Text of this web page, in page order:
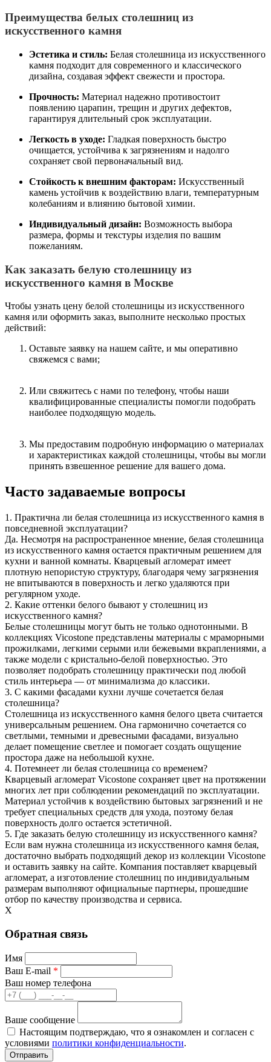
Преимущества белых столешниц из
искусственного камня
Эстетика и стиль: Белая столешница из искусственного
камня подходит для современного и классического
дизайна, создавая эффект свежести и простора.
Прочность: Материал надежно противостоит
появлению царапин, трещин и других дефектов,
гарантируя длительный срок эксплуатации.
Легкость в уходе: Гладкая поверхность быстро
очищается, устойчива к загрязнениям и надолго
сохраняет свой первоначальный вид.
Стойкость к внешним факторам: Искусственный
камень устойчив к воздействию влаги, температурным
колебаниям и влиянию бытовой химии.
Индивидуальный дизайн: Возможность выбора
размера, формы и текстуры изделия по вашим
пожеланиям.
Как заказать белую столешницу из
искусственного камня в Москве
Чтобы узнать цену белой столешницы из искусственного
камня или оформить заказ, выполните несколько простых
действий:
Оставьте заявку на нашем сайте, и мы оперативно
свяжемся с вами;
Или свяжитесь с нами по телефону, чтобы наши
квалифицированные специалисты помогли подобрать
наиболее подходящую модель.
Мы предоставим подробную информацию о материалах
и характеристиках каждой столешницы, чтобы вы могли
принять взвешенное решение для вашего дома.
Часто задаваемые вопросы
1. Практична ли белая столешница из искусственного камня в
повседневной эксплуатации?
Да. Несмотря на распространенное мнение, белая столешница
из искусственного камня остается практичным решением для
кухни и ванной комнаты. Кварцевый агломерат имеет
плотную непористую структуру, благодаря чему загрязнения
не впитываются в поверхность и легко удаляются при
регулярном уходе.
2. Какие оттенки белого бывают у столешниц из
искусственного камня?
Белые столешницы могут быть не только однотонными. В
коллекциях Vicostone представлены материалы с мраморными
прожилками, легкими серыми или бежевыми вкраплениями, а
также модели с кристально-белой поверхностью. Это
позволяет подобрать столешницу практически под любой
стиль интерьера — от минимализма до классики.
3. С какими фасадами кухни лучше сочетается белая
столешница?
Столешница из искусственного камня белого цвета считается
универсальным решением. Она гармонично сочетается со
светлыми, темными и древесными фасадами, визуально
делает помещение светлее и помогает создать ощущение
простора даже на небольшой кухне.
4. Потемнеет ли белая столешница со временем?
Кварцевый агломерат Vicostone сохраняет цвет на протяжении
многих лет при соблюдении рекомендаций по эксплуатации.
Материал устойчив к воздействию бытовых загрязнений и не
требует специальных средств для ухода, поэтому белая
поверхность долго остается эстетичной.
5. Где заказать белую столешницу из искусственного камня?
Если вам нужна столешница из искусственного камня белая,
достаточно выбрать подходящий декор из коллекции Vicostone
и оставить заявку на сайте. Компания поставляет кварцевый
агломерат, а изготовление столешниц по индивидуальным
размерам выполняют официальные партнеры, прошедшие
отбор по качеству производства и сервиса.
X
Обратная связь
Имя
Ваш E-mail *
Ваш номер телефона
Ваше сообщение
Настоящим подтверждаю, что я ознакомлен и согласен с
условиями политики конфиденциальности.